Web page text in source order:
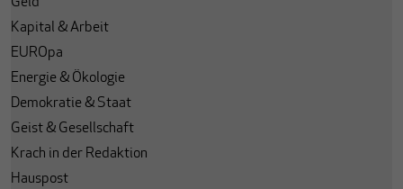
Kapital & Arbeit
EUROpa
Energie & Ökologie
Demokratie & Staat
Geist & Gesellschaft
Krach in der Redaktion
Hauspost